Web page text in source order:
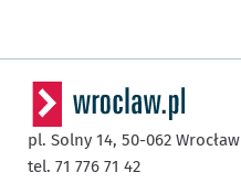
pl. Solny 14, 50-062 Wrocław
tel. 71 776 71 42